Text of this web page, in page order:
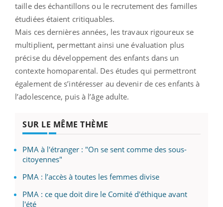
taille des échantillons ou le recrutement des familles
étudiées étaient critiquables.
Mais ces dernières années, les travaux rigoureux se
multiplient, permettant ainsi une évaluation plus
précise du développement des enfants dans un
contexte homoparental. Des études qui permettront
également de s’intéresser au devenir de ces enfants à
l’adolescence, puis à l’âge adulte.
SUR LE MÊME THÈME
PMA à l'étranger : "On se sent comme des sous-
citoyennes"
PMA : l’accès à toutes les femmes divise
PMA : ce que doit dire le Comité d'éthique avant
l'été